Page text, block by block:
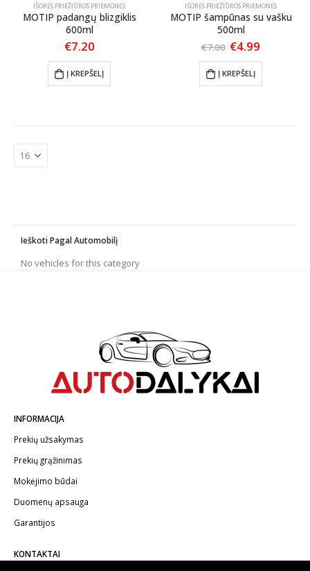
IŠORĖS PRIEŽIŪROS PRIEMONĖS
MOTIP padangų blizgiklis
600ml
€7.20
Į KREPŠELĮ
IŠORĖS PRIEŽIŪROS PRIEMONĖS
MOTIP šampūnas su vašku
500ml
€7.00 Original
price
was:
€7.00.
€4.99
is:
Į KREPŠELĮ
Ieškoti Pagal Automobilį
No vehicles for this category
INFORMACIJA
Prekių užsakymas
Prekių grąžinimas
Mokėjimo būdai
Duomenų apsauga
Garantijos
KONTAKTAI